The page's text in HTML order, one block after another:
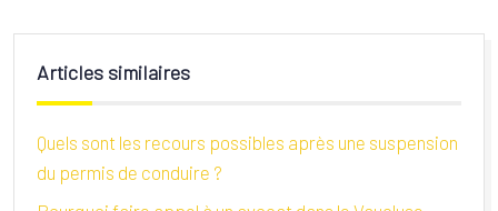
Articles similaires
Quels sont les recours possibles après une suspension
du permis de conduire ?